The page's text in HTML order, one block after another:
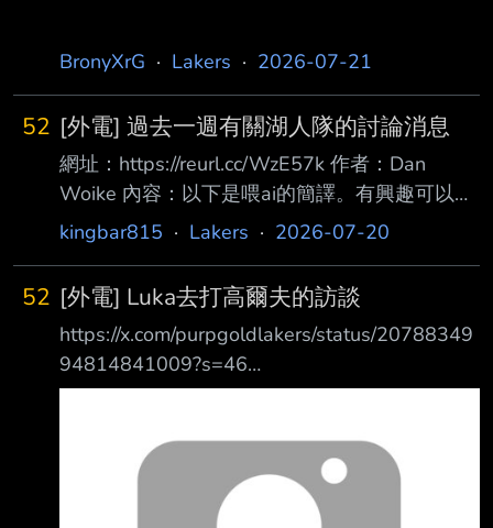
BronyXrG · Lakers · 2026-07-21
52 [外電] 過去一週有關湖人隊的討論消息
網址：https://reurl.cc/WzE57k 作者：Dan
Woike 內容：以下是喂ai的簡譯。有興趣可以查
看原文 1. 湖人的重建還沒結束 目前管理層仍在
（Big Man） 2. 庫明加（Jonathan Kuminga）
交易熱度降溫 文章提到： * 湖人仍然喜歡庫明
加的天賦。 * 但雙方對合約金額有明顯落差。 *
湖人不願意為了先簽後換（Sign-and-Trade）付
kingbar815 · Lakers · 2026-07-20
52 [外電] Luka去打高爾夫的訪談
https://x.com/purpgoldlakers/status/20788349
94814841009?s=46
https://x.com/purpgoldlakers/status/20788430
https://x.com/purpgoldlakers/status/20788505
97567045856?s=46 Luka Doncic on the new-
look Lakers roster (via Golf Channel):